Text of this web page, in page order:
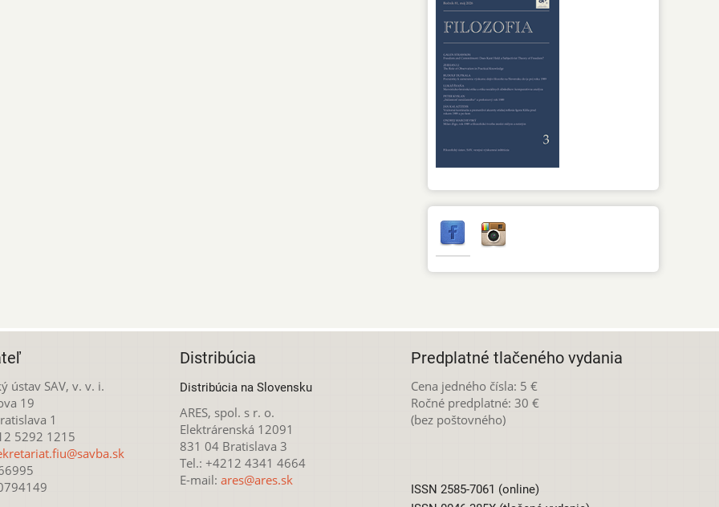
ústav SAV, v. v. i.
19
1
5292 1215
Distribúcia
Distribúcia na Slovensku
ARES, spol. s r. o.
Elektrárenská 12091
831 04 Bratislava 3
Tel.: +4212 4341 4664
E-mail: ares@ares.sk
Predplatné tlačeného vydania
Cena jedného čísla: 5 €
Ročné predplatné: 30 €
(bez poštovného)
ISSN 2585-7061 (online)